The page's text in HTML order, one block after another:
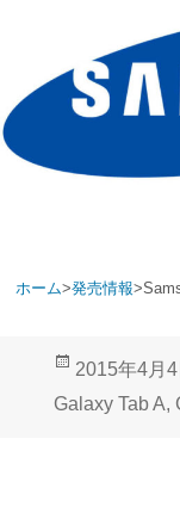
ホーム>発売情報>
投
稿
2015年4月4
Galaxy Tab A,